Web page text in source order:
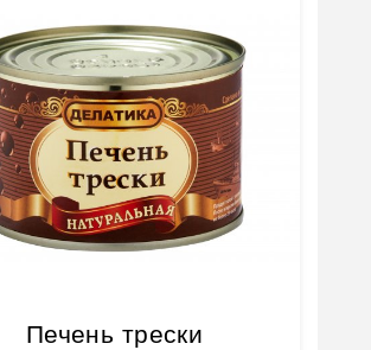
Печень трески